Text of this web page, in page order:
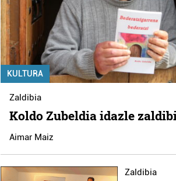
KULTURA
Zaldibia
Koldo Zubeldia idazle
Aimar Maiz
Zaldibia